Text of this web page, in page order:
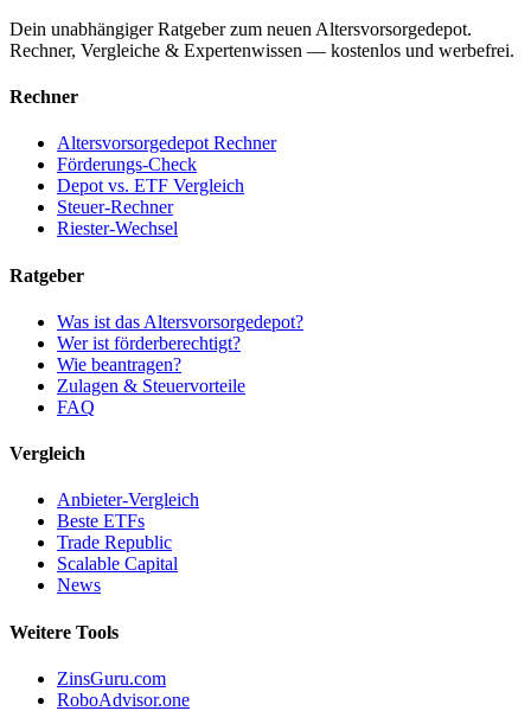
Dein unabhängiger Ratgeber zum neuen Altersvorsorgedepot.
Rechner, Vergleiche & Expertenwissen — kostenlos und werbefrei.
Rechner
Altersvorsorgedepot Rechner
Förderungs-Check
Depot vs. ETF Vergleich
Steuer-Rechner
Riester-Wechsel
Ratgeber
Was ist das Altersvorsorgedepot?
Wer ist förderberechtigt?
Wie beantragen?
Zulagen & Steuervorteile
FAQ
Vergleich
Anbieter-Vergleich
Beste ETFs
Trade Republic
Scalable Capital
News
Weitere Tools
ZinsGuru.com
RoboAdvisor.one